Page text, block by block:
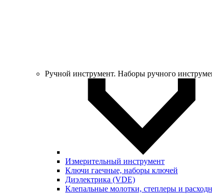
Ручной инструмент. Наборы ручного
Измерительный инструмент
Ключи гаечные, наборы ключей
Диэлектрика (VDE)
Клепальные молотки, степлеры и